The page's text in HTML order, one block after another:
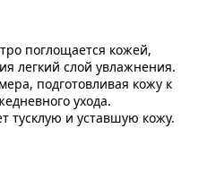
поглощается кожей,
легкий слой увлажнения.
подготовливая кожу к
ухода.
тусклую и уставшую кожу.